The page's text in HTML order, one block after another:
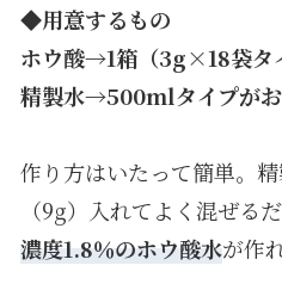
◆用意するもの
ホウ酸→1箱（3g×18袋タ
精製水→500mlタイプが
作り方はいたって簡単。
（9g）入れてよく混ぜる
濃度1.8％のホウ酸水が作